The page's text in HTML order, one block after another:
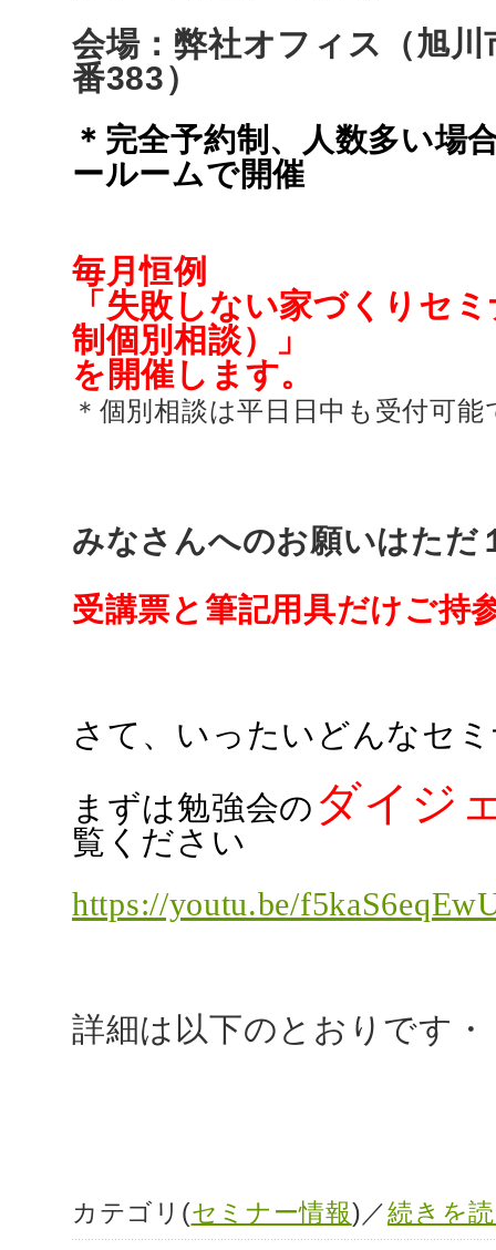
会場：弊社オフィス（旭
番383）
＊完全予約制、人数多い場
ールームで開催
毎月恒例
「失敗しない家づくりセ
制個別相談）」
を開催します。
＊個別相談は平日日中も受付可
みなさんへのお願いはただ
受講票と筆記用具だけご持
さて、いったいどんなセ
まずは勉強会の ダイジ
覧ください
https://youtu.be/
詳細は以下のとおりです
カテゴリ(セミナー情報)／続きを